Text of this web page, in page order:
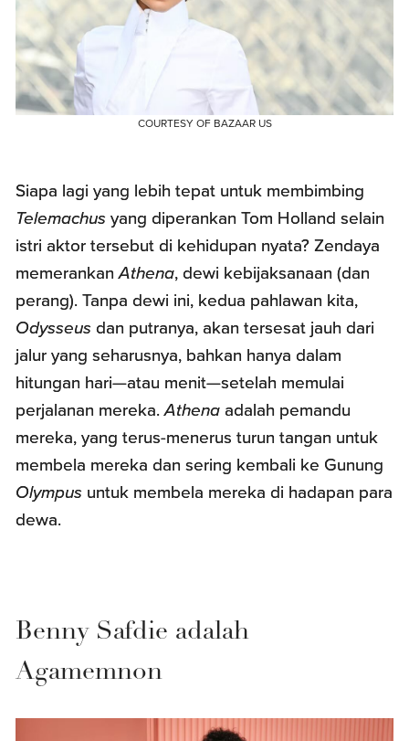
COURTESY OF BAZAAR US
Siapa lagi yang lebih tepat untuk membimbing
Telemachus yang diperankan Tom Holland selain
istri aktor tersebut di kehidupan nyata? Zendaya
memerankanAthena, dewi kebijaksanaan (dan
perang). Tanpa dewi ini, kedua pahlawan kita,
Odysseus dan putranya, akan tersesat jauh dari
jalur yang seharusnya, bahkan hanya dalam
hitungan hari—atau menit—setelah memulai
perjalanan mereka.Athena adalah pemandu
mereka, yang terus-menerus turun tangan untuk
membela mereka dan sering kembali ke Gunung
Olympus untuk membela mereka di hadapan para
dewa.
Benny Safdie adalah
Agamemnon